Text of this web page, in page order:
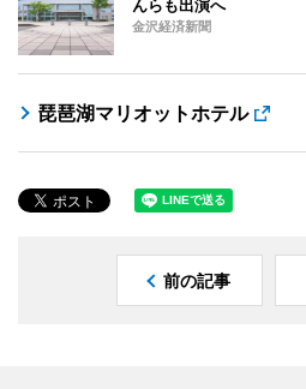
んらも出演へ
金沢経済新聞
琵琶湖マリオットホテル
前の記事